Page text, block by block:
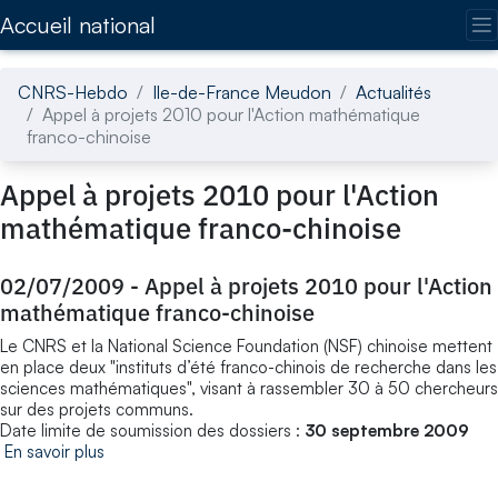
Accueil national
CNRS-Hebdo Ile-de-France Meudon
Actualités
Appel à projets 2010 pour l'Action mathématique
franco-chinoise
Appel à projets 2010 pour l'Action
mathématique franco-chinoise
02/07/2009 - Appel à projets 2010 pour l'Action
mathématique franco-chinoise
Le CNRS et la National Science Foundation (NSF) chinoise mettent
en place deux "instituts d’été franco-chinois de recherche dans les
sciences mathématiques", visant à rassembler 30 à 50 chercheurs
sur des projets communs.
Date limite de soumission des dossiers : 30 septembre 2009
En savoir plus